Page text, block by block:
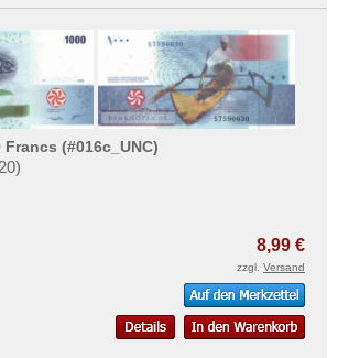
(#016c_UNC)
8,99 €
zzgl. Versand